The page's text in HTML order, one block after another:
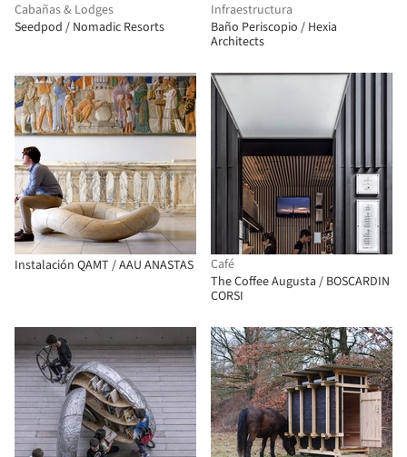
Cabañas & Lodges
Seedpod / Nomadic Resorts
Infraestructura
Baño Periscopio / Hexia
Architects
Instalación QAMT / AAU ANASTAS
Café
The Coffee Augusta / BOSCARDIN
CORSI